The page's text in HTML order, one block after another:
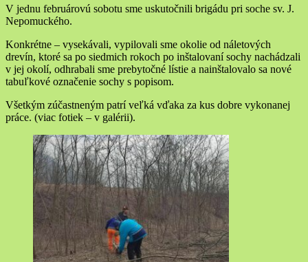
V jednu februárovú sobotu sme uskutočnili brigádu pri soche sv. J.
Nepomuckého.
Konkrétne – vysekávali, vypilovali sme okolie od náletových
drevín, ktoré sa po siedmich rokoch po inštalovaní sochy nachádzali
v jej okolí, odhrabali sme prebytočné lístie a nainštalovalo sa nové
tabuľkové označenie sochy s popisom.
Všetkým zúčastneným patrí veľká vďaka za kus dobre vykonanej
práce. (viac fotiek – v galérii).